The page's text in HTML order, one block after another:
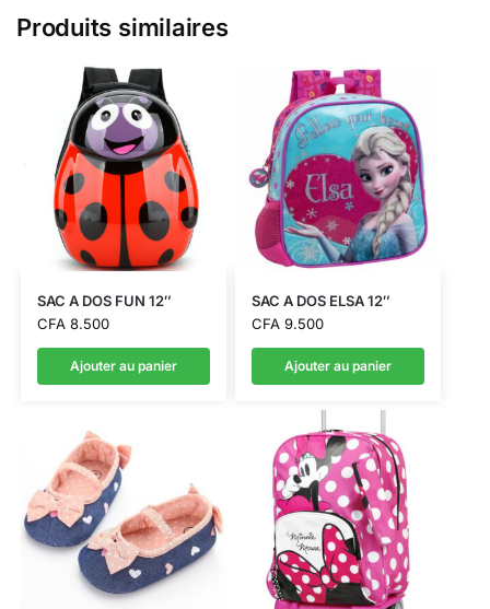
Produits similaires
SAC A DOS FUN 12″
CFA8.500
Ajouter au panier
SAC A DOS ELSA 12″
CFA9.500
Ajouter au panier